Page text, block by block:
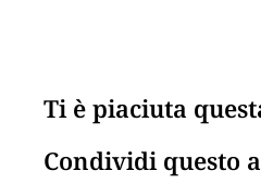
Ti è piaciuta
Condividi questo